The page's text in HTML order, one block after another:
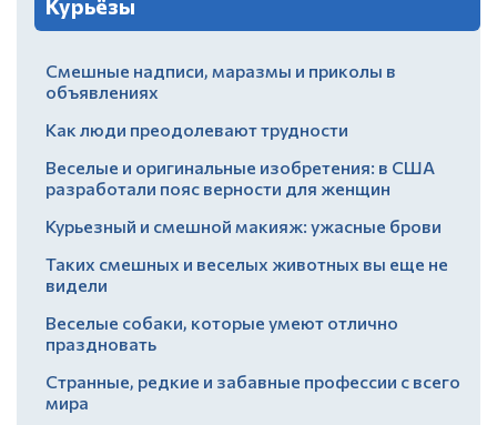
Курьёзы
Смешные надписи, маразмы и приколы в
объявлениях
Как люди преодолевают трудности
Веселые и оригинальные изобретения: в США
разработали пояс верности для женщин
Курьезный и смешной макияж: ужасные брови
Таких смешных и веселых животных вы еще не
видели
Веселые собаки, которые умеют отлично
праздновать
Странные, редкие и забавные профессии с всего
мира